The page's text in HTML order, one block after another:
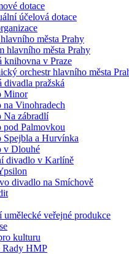
dotace
účelová dotace
města Prahy
hlavního města Prahy
knihovna v Praze
orchestr hlavního města
divadla pražská
Minor
Vinohradech
Na zábradlí
pod Palmovkou
Spejbla a Hurvínka
v Dlouhé
divadlo v Karlíně
divadlo na Smíchově
umělecké veřejné produkce
kulturu
Rady HMP